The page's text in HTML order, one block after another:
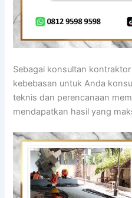
Sebagai konsultan
kebebasan untuk Anda
teknis dan perencanaan
mendapatkan hasil yang